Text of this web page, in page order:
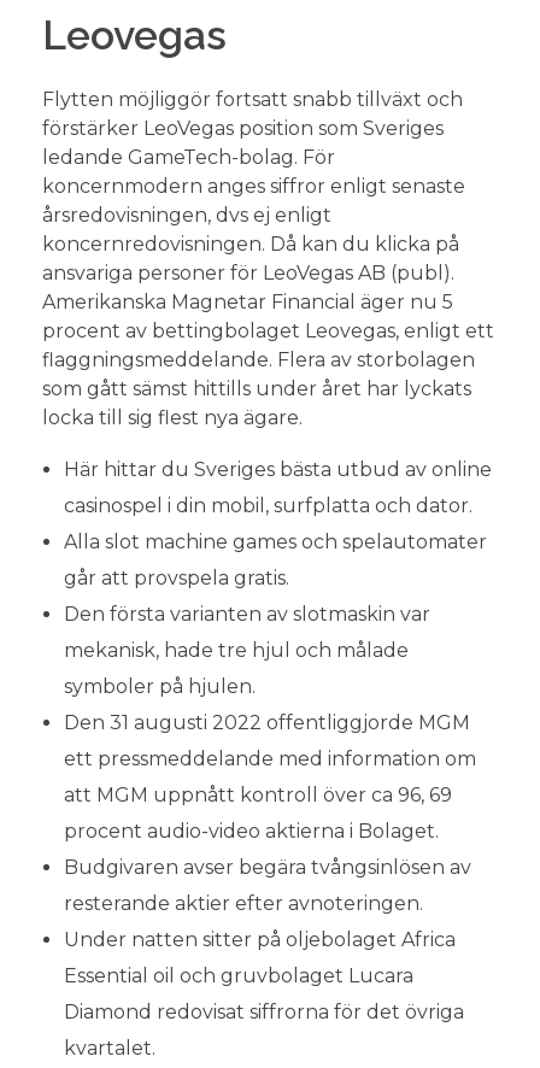
Leovegas
Flytten möjliggör fortsatt snabb tillväxt och
förstärker LeoVegas position som Sveriges
ledande GameTech-bolag. För
koncernmodern anges siffror enligt senaste
årsredovisningen, dvs ej enligt
koncernredovisningen. Då kan du klicka på
ansvariga personer för LeoVegas AB (publ).
Amerikanska Magnetar Financial äger nu 5
procent av bettingbolaget Leovegas, enligt ett
flaggningsmeddelande. Flera av storbolagen
som gått sämst hittills under året har lyckats
locka till sig flest nya ägare.
Här hittar du Sveriges bästa utbud av online
casinospel i din mobil, surfplatta och dator.
Alla slot machine games och spelautomater
går att provspela gratis.
Den första varianten av slotmaskin var
mekanisk, hade tre hjul och målade
symboler på hjulen.
Den 31 augusti 2022 offentliggjorde MGM
ett pressmeddelande med information om
att MGM uppnått kontroll över ca 96, 69
procent audio-video aktierna i Bolaget.
Budgivaren avser begära tvångsinlösen av
resterande aktier efter avnoteringen.
Under natten sitter på oljebolaget Africa
Essential oil och gruvbolaget Lucara
Diamond redovisat siffrorna för det övriga
kvartalet.